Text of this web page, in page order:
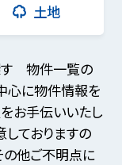
土地
す 物件一覧の
心に物件情報を
お手伝いいたし
しておりますの
の他ご不明点に